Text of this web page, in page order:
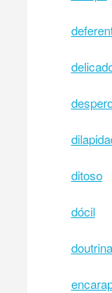
ditoso
dócil